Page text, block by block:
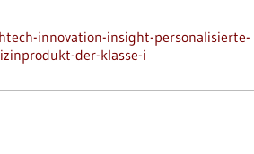
innovation-insight-personalisierte-
der-klasse-i